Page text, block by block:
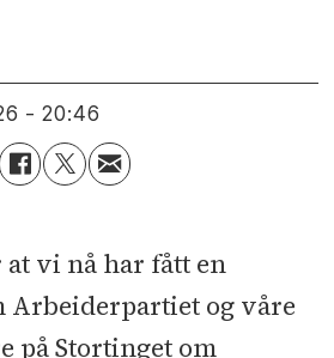
- 20:46
at vi nå har fått en
Arbeiderpartiet og våre
på Stortinget om